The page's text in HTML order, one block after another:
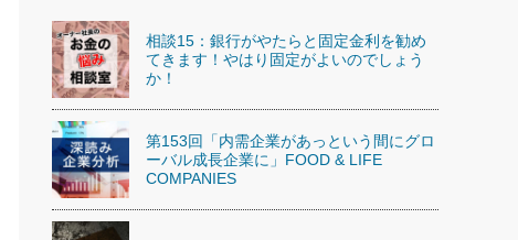
相談15：銀行がやたらと固定金利を勧め
てきます！やはり固定がよいのでしょう
か！
第153回「内需企業があっという間にグロ
ーバル成長企業に」FOOD & LIFE
COMPANIES